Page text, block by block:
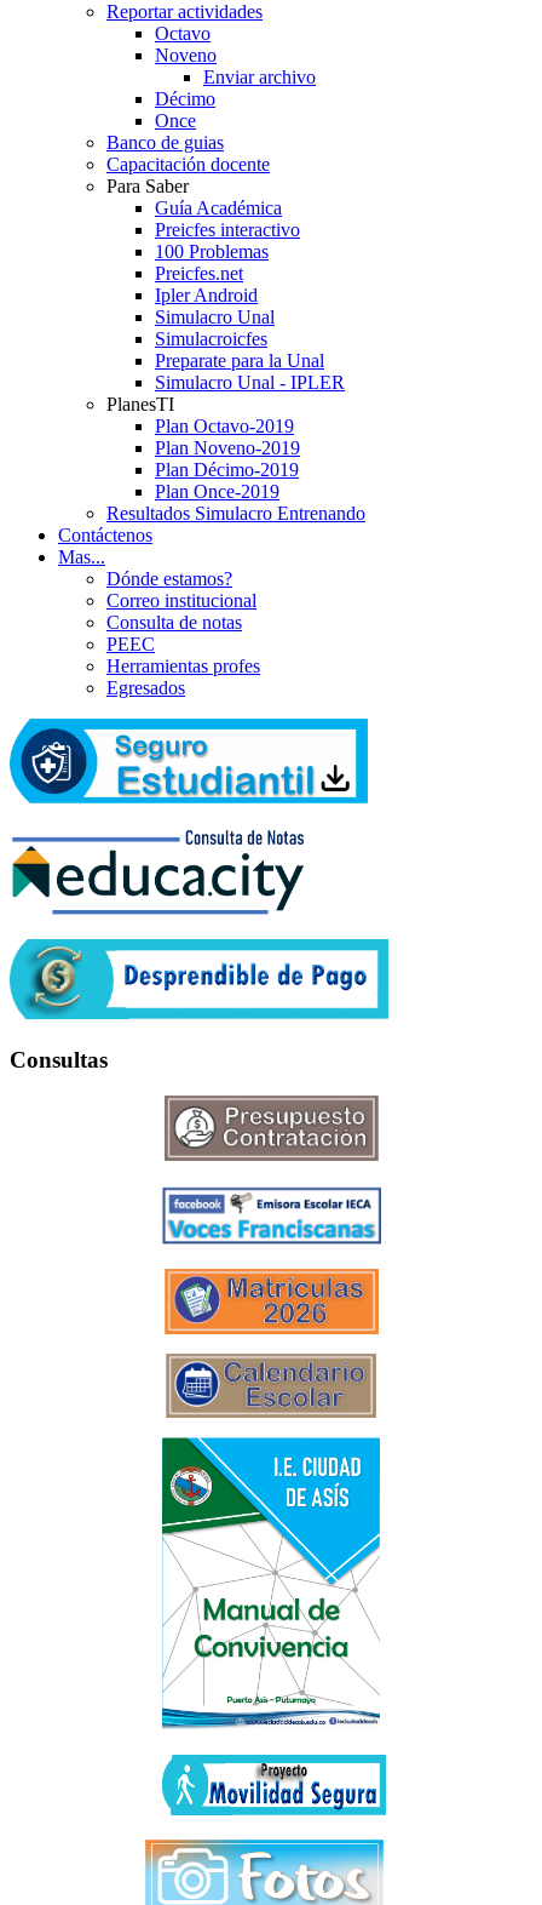
Reportar actividades
Octavo
Noveno
Enviar archivo
Décimo
Once
Banco de guias
Capacitación docente
Para Saber
Guía Académica
Preicfes interactivo
100 Problemas
Preicfes.net
Ipler Android
Simulacro Unal
Simulacroicfes
Preparate para la Unal
Simulacro Unal - IPLER
PlanesTI
Plan Octavo-2019
Plan Noveno-2019
Plan Décimo-2019
Plan Once-2019
Resultados Simulacro Entrenando
Contáctenos
Mas...
Dónde estamos?
Correo institucional
Consulta de notas
PEEC
Herramientas profes
Egresados
Consultas